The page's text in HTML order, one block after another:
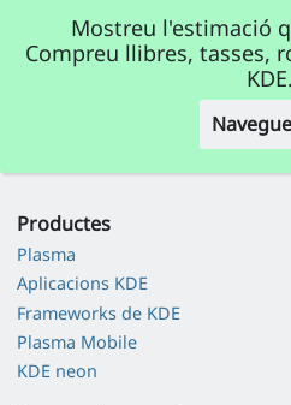
Mostreu l'estimació
Compreu llibres, tasses,
KDE.
Productes
Plasma
Aplicacions KDE
Frameworks de KDE
Plasma Mobile
KDE neon